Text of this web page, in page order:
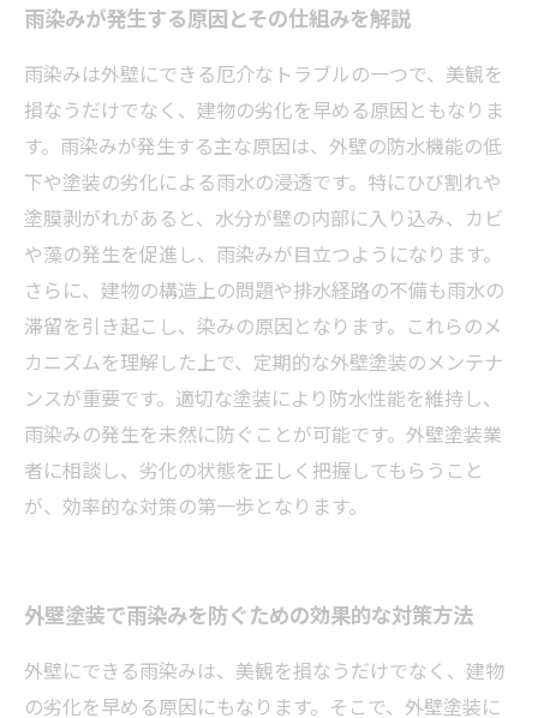
雨染みが発生する原因とその仕組みを解説
雨染みは外壁にできる厄介なトラブルの一つで、美観を
損なうだけでなく、建物の劣化を早める原因ともなりま
す。雨染みが発生する主な原因は、外壁の防水機能の低
下や塗装の劣化による雨水の浸透です。特にひび割れや
塗膜剥がれがあると、水分が壁の内部に入り込み、カビ
や藻の発生を促進し、雨染みが目立つようになります。
さらに、建物の構造上の問題や排水経路の不備も雨水の
滞留を引き起こし、染みの原因となります。これらのメ
カニズムを理解した上で、定期的な外壁塗装のメンテナ
ンスが重要です。適切な塗装により防水性能を維持し、
雨染みの発生を未然に防ぐことが可能です。外壁塗装業
者に相談し、劣化の状態を正しく把握してもらうこと
が、効率的な対策の第一歩となります。
外壁塗装で雨染みを防ぐための効果的な対策方法
外壁にできる雨染みは、美観を損なうだけでなく、建物
の劣化を早める原因にもなります。そこで、外壁塗装に